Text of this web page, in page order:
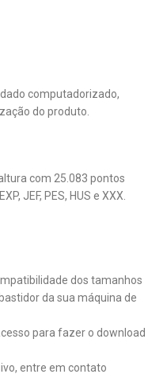
computadorizado,
do produto.
com 25.083 pontos
JEF, PES, HUS e XXX.
dos tamanhos
da sua máquina de
para fazer o download
entre em contato